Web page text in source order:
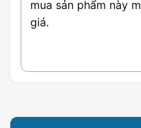
Độ Phân Giải
mua sản phẩm này
giá.